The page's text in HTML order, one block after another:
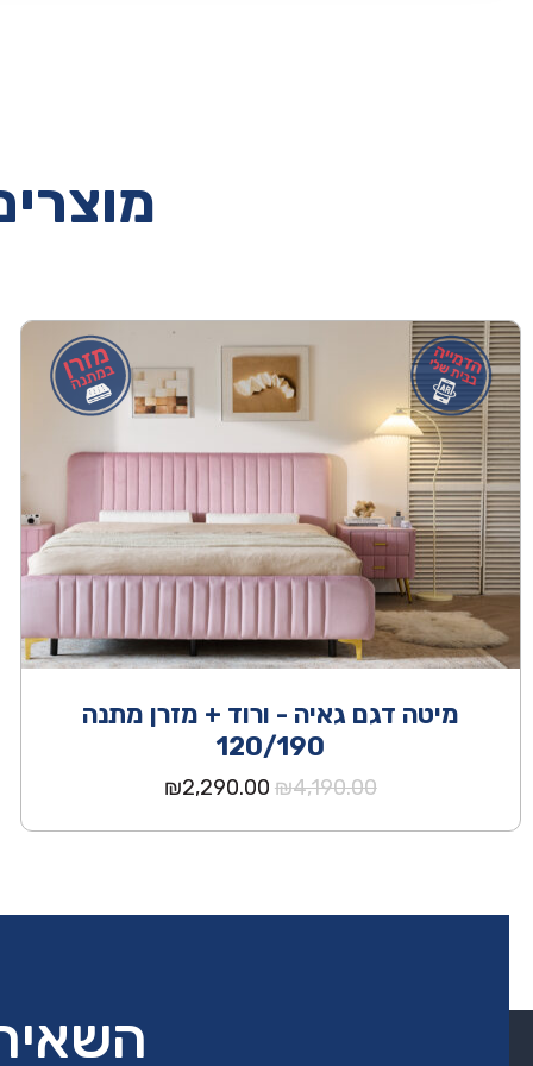
מיטה דגם גאיה - ורוד + מזרן מתנה
120/190
₪4,190.00
המחיר
היה:
₪2,290.00
הוא: